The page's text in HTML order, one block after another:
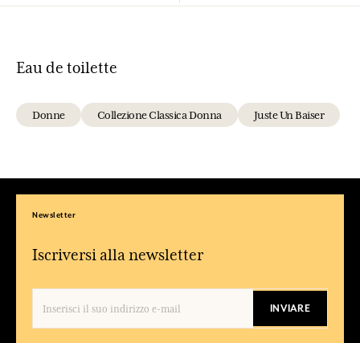
Eau de toilette
Donne Collezione Classica Donna Juste Un Baiser
Newsletter
Iscriversi alla newsletter
INVIARE